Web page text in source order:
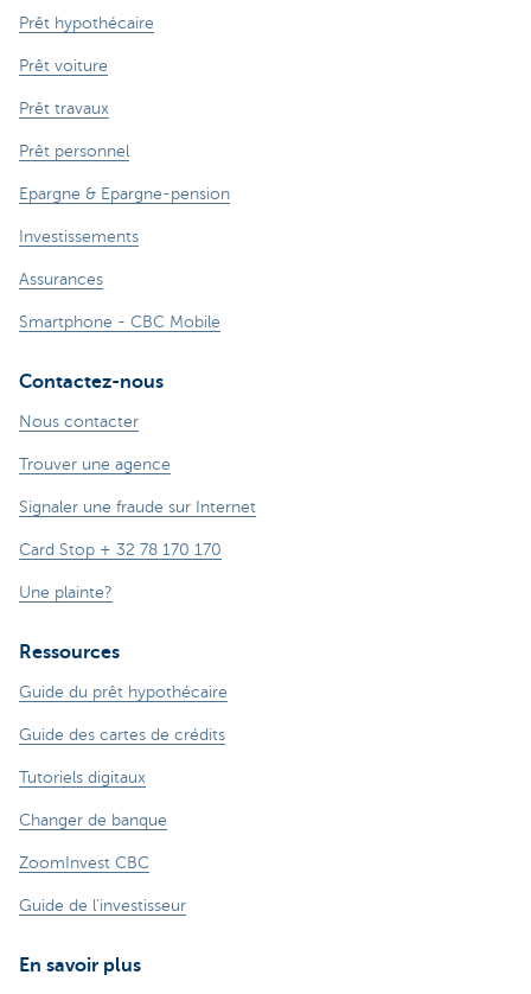
Prêt hypothécaire
Prêt voiture
Prêt travaux
Prêt personnel
Epargne & Epargne-pension
Investissements
Assurances
Smartphone - CBC Mobile
Contactez-nous
Nous contacter
Trouver une agence
Signaler une fraude sur Internet
Card Stop + 32 78 170 170
Une plainte?
Ressources
Guide du prêt hypothécaire
Guide des cartes de crédits
Tutoriels digitaux
Changer de banque
ZoomInvest CBC
Guide de l'investisseur
En savoir plus